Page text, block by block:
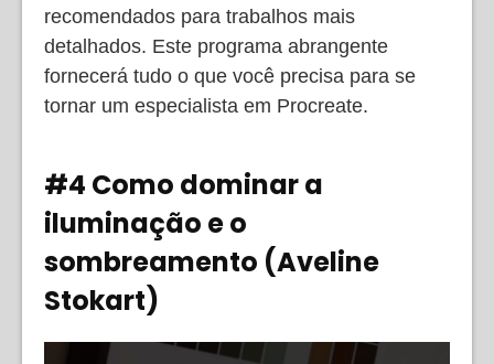
recomendados para trabalhos mais
detalhados. Este programa abrangente
fornecerá tudo o que você precisa para se
tornar um especialista em Procreate.
#4 Como dominar a
iluminação e o
sombreamento (Aveline
Stokart)